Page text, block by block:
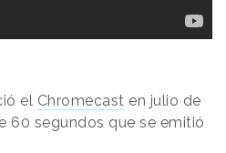
el Chromecast en julio de
60 segundos que se emitió